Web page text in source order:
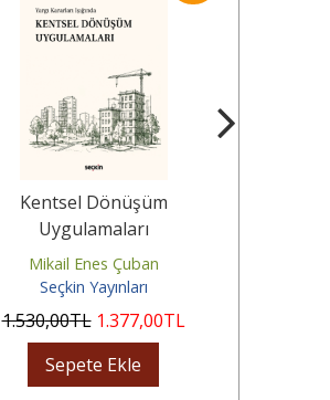
Kentsel Dönüşüm
Uygulamaları
Mikail Enes Çuban
Seçkin Yayınları
1.530,00TL 1.377,00TL
Sepete Ekle